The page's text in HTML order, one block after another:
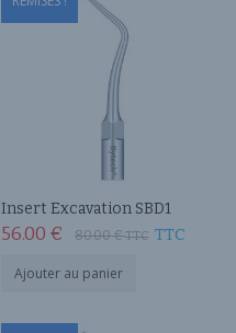
Insert Excavation SBD1
80.00€TTC
56.00 € TTC
Ajouter au panier